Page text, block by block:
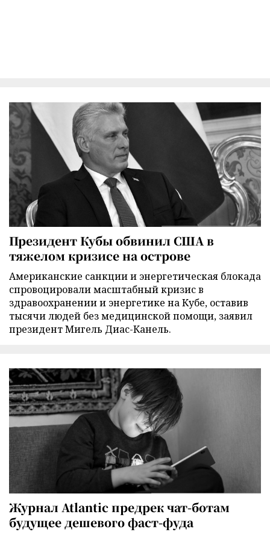
Президент Кубы обвинил США в
тяжелом кризисе на острове
Американские санкции и энергетическая блокада
спровоцировали масштабный кризис в
здравоохранении и энергетике на Кубе, оставив
тысячи людей без медицинской помощи, заявил
президент Мигель Диас-Канель.
Журнал Atlantic предрек чат-ботам
будущее дешевого фаст-фуда